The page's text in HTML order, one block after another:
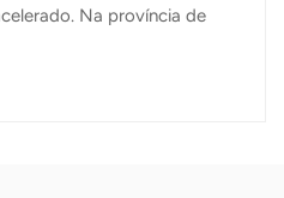
Na província de
de cereais, mas também na
e legumes. Um